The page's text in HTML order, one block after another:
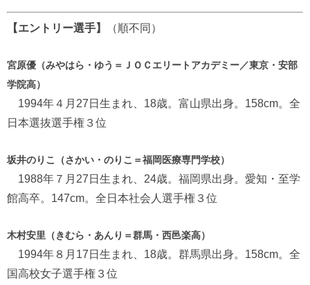
【エントリー選手】 （順不同）
宮原優（みやはら・ゆう＝ＪＯＣエリートアカデミー／東京・安部
学院高）
1994年４月27日生まれ、18歳。富山県出身。158cm。全
日本選抜選手権３位
坂井のりこ（さかい・のりこ＝福岡医療専門学校）
1988年７月27日生まれ、24歳。福岡県出身。愛知・至学
館高卒。147cm。全日本社会人選手権３位
木村安里（きむら・あんり＝群馬・西邑楽高）
1994年８月17日生まれ、18歳。群馬県出身。158cm。全
国高校女子選手権３位